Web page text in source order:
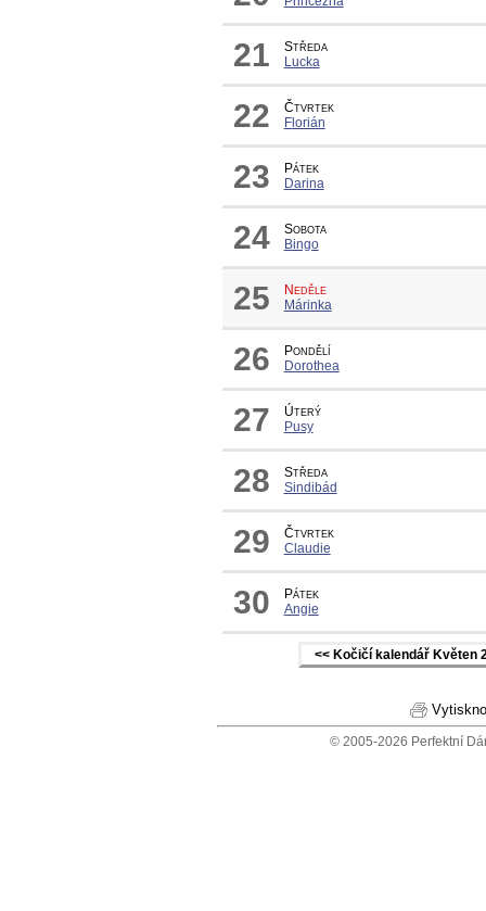
21
Středa
Lucka
22
Čtvrtek
Florián
23
Pátek
Darina
24
Sobota
Bingo
25
Neděle
Márinka
26
Pondělí
Dorothea
27
Úterý
Pusy
28
Středa
Sindibád
29
Čtvrtek
Claudie
30
Pátek
Angie
<< Kočičí kalendář Květen
© 2005-2026 Perfektní